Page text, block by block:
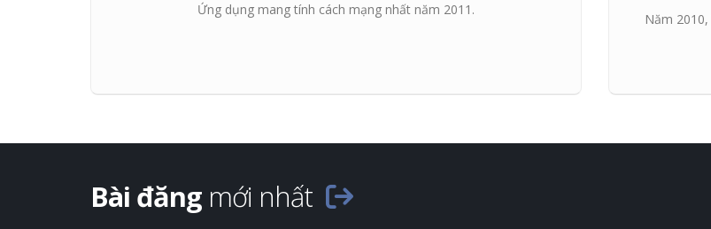
Ứng dụng mang tính cách mạng nhất năm 2011.
Năm 2010,
Bài đăng mới nhất